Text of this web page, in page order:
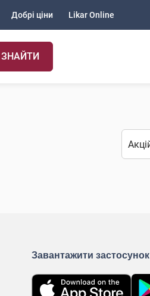
Добрі ціни Likar Online
ЗНАЙТИ
Завантажити застосунок